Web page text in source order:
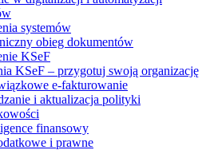
systemów
obieg dokumentów
KSeF
KSeF – przygotuj swoją organizację
e-fakturowanie
i aktualizacja polityki
finansowy
i prawne